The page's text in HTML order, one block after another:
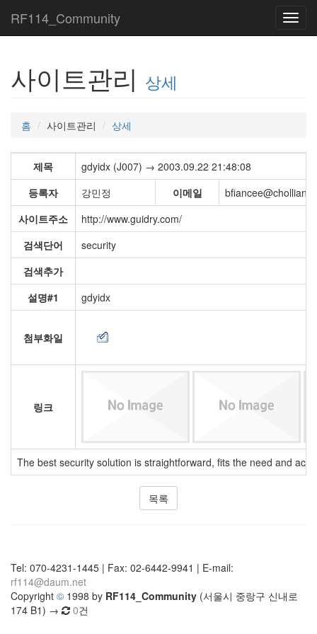
RF114_Community
사이트관리 상세
홈 사이트관리 상세
제목
gdyidx (J007) → 2003.09.22 21:48:08
등록자
강민정 이메일
사이트주소
http://www.guidry.com/
검색단어
security
검색추가
설명#1
gdyidx
첨부화일
링크
The best security solution is straightforward, fits the need and
목록
Tel: 070-4231-1445 | Fax: 02-6442-9941 | E-mail:
rf114@daum.net
Copyright © 1998 by RF114_Community (서울시 중랑구 신내로
174 B1) →
0건